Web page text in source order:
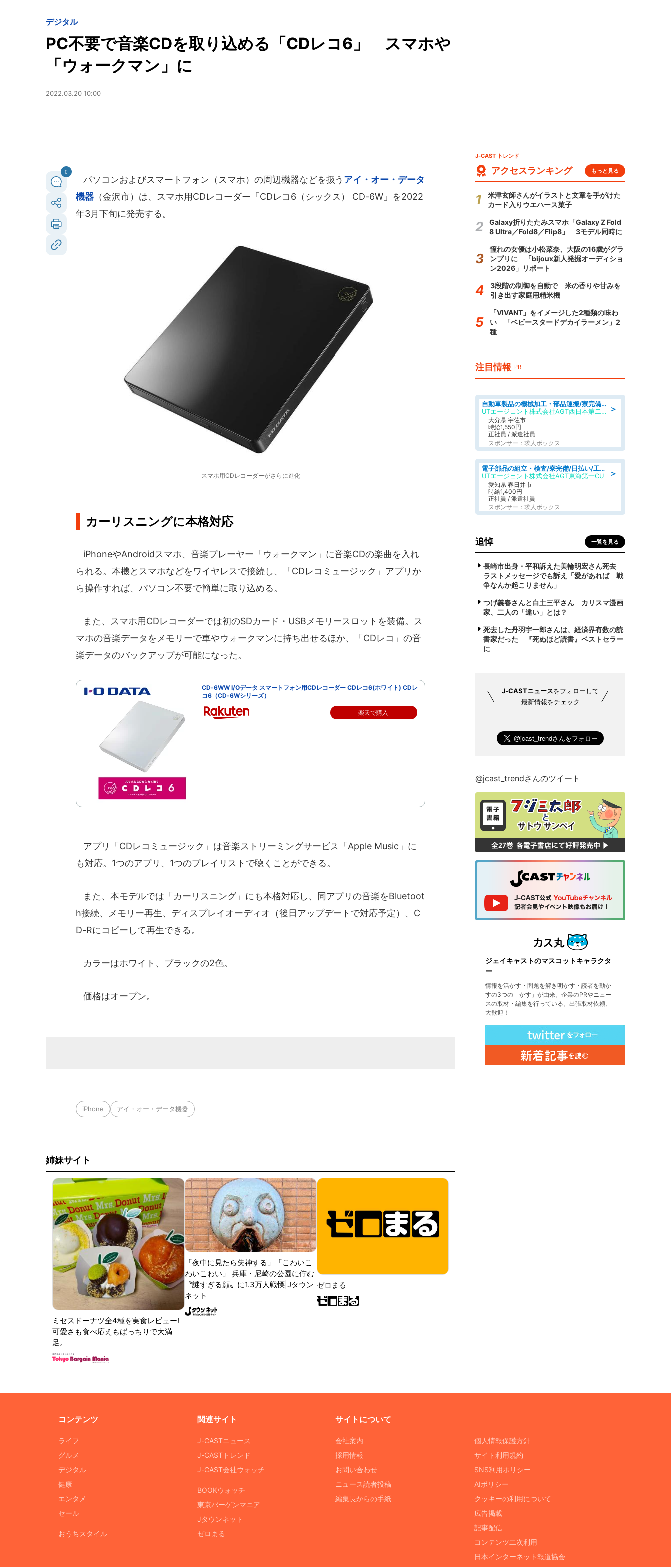
デジタル
PC不要で音楽CDを取り込める「CDレコ6」 スマホや
「ウォークマン」に
2022.03.20 10:00
0
パソコンおよびスマートフォン（スマホ）の周辺機器などを扱う アイ・オー・データ
機器 （金沢市）は、スマホ用CDレコーダー「CDレコ6（シックス） CD-6W」を2022
年3月下旬に発売する。
スマホ用CDレコーダーがさらに進化
カーリスニングに本格対応
iPhoneやAndroidスマホ、音楽プレーヤー「ウォークマン」に音楽CDの楽曲を入れ
られる。本機とスマホなどをワイヤレスで接続し、「CDレコミュージック」アプリか
ら操作すれば、パソコン不要で簡単に取り込める。
また、スマホ用CDレコーダーでは初のSDカード・USBメモリースロットを装備。ス
マホの音楽データをメモリーで車やウォークマンに持ち出せるほか、「CDレコ」の音
楽データのバックアップが可能になった。
CD-6WW I/Oデータ スマートフォン用CDレコーダー CDレコ6(ホワイト) CDレ
コ6（CD-6Wシリーズ）
楽天で購入
アプリ「CDレコミュージック」は音楽ストリーミングサービス「Apple Music」に
も対応。1つのアプリ、1つのプレイリストで聴くことができる。
また、本モデルでは「カーリスニング」にも本格対応し、同アプリの音楽をBluetoot
h接続、メモリー再生、ディスプレイオーディオ（後日アップデートで対応予定）、C
D-Rにコピーして再生できる。
カラーはホワイト、ブラックの2色。
価格はオープン。
iPhone アイ・オー・データ機器
姉妹サイト
ミセスドーナツ全4種を実食レビュー!
可愛さも食べ応えもばっちりで大満
足。
「夜中に見たら失神する」「こわいこ
わいこわい」 兵庫・尼崎の公園に佇む
〝謎すぎる顔〟に1.3万人戦慄|Jタウン
ネット
ゼロまる
J-CAST トレンド
アクセスランキング もっと見る
米津玄師さんがイラストと文章を手がけた
カード入りウエハース菓子
Galaxy折りたたみスマホ「Galaxy Z Fold
8 Ultra／Fold8／Flip8」 3モデル同時に
憧れの女優は小松菜奈、大阪の16歳がグラ
ンプリに 「bijoux新人発掘オーディショ
ン2026」リポート
3段階の制御を自動で 米の香りや甘みを
引き出す家庭用精米機
「VIVANT」をイメージした2種類の味わ
い 「ベビースタードデカイラーメン」2
種
注目情報 PR
＞
自動車製品の機械加工・部品運搬/寮完備/日払い/工場・製造
UTエージェント株式会社AGT西日本第二CU
大分県 宇佐市
時給1,550円
正社員 / 派遣社員
スポンサー：求人ボックス
＞
電子部品の組立・検査/寮完備/日払い/工場・製造
UTエージェント株式会社AGT東海第一CU
愛知県 春日井市
時給1,400円
正社員 / 派遣社員
スポンサー：求人ボックス
追悼 一覧を見る
長崎市出身・平和訴えた美輪明宏さん死去
ラストメッセージでも訴え「愛があれば 戦
争なんか起こりません」
つげ義春さんと白土三平さん カリスマ漫画
家、二人の「違い」とは？
死去した丹羽宇一郎さんは、経済界有数の読
書家だった 『死ぬほど読書』ベストセラー
に
J-CASTニュースをフォローして
最新情報をチェック
@jcast_trendさんのツイート
ジェイキャストのマスコットキャラクタ
ー
情報を活かす・問題を解き明かす・読者を動か
すの3つの「かす」が由来。企業のPRやニュー
スの取材・編集を行っている。出張取材依頼、
大歓迎！
コンテンツ
ライフ
グルメ
デジタル
健康
エンタメ
セール
おうちスタイル
関連サイト
J-CASTニュース
J-CASTトレンド
J-CAST会社ウォッチ
BOOKウォッチ
東京バーゲンマニア
Jタウンネット
ゼロまる
サイトについて
会社案内
採用情報
お問い合わせ
ニュース読者投稿
編集長からの手紙
個人情報保護方針
サイト利用規約
SNS利用ポリシー
AIポリシー
クッキーの利用について
広告掲載
記事配信
コンテンツ二次利用
日本インターネット報道協会